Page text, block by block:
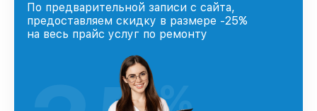
По предварительной записи с сайта,
предоставляем скидку в размере -25%
на весь прайс услуг по ремонту
%